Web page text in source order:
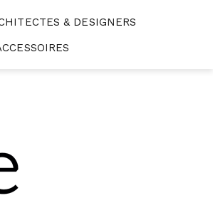
& DESIGNERS